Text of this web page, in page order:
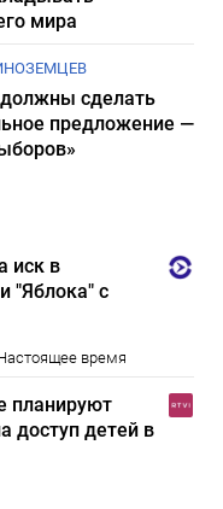
мира
сделать
предложение —